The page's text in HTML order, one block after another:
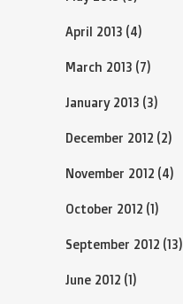
April 2013 (4)
March 2013 (7)
January 2013 (3)
December 2012 (2)
November 2012 (4)
October 2012 (1)
September 2012 (13)
June 2012 (1)